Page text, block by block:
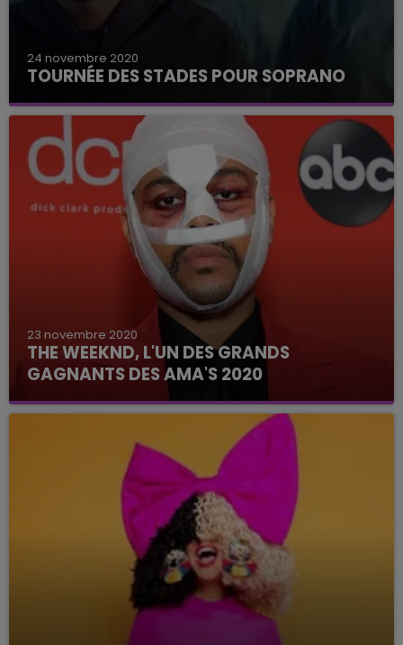
24 novembre 2020
TOURNÉE DES STADES POUR SOPRANO
Soprano rentre un peu plus dans la légende.
23 novembre 2020
THE WEEKND, L'UN DES GRANDS
GAGNANTS DES AMA'S 2020
Il repart avec plusieurs récompenses sous le
coude.